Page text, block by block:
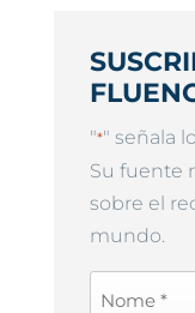
"*" señala
Su fuente
sobre el
mundo.